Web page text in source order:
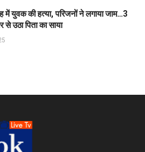
में युवक की हत्या, परिजनों ने लगाया जाम…3
उठा पिता का साया